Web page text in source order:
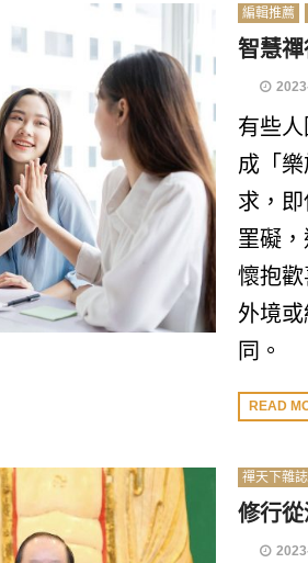
編輯推薦
智慧
有些
成「
求，
罣礙
懷抱
外境
同。
READ
禪天下雜
修行